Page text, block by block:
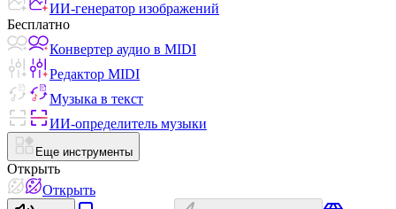
ИИ-генератор изображений
Бесплатно
Конвертер аудио в MIDI
Редактор MIDI
Музыка в текст
ИИ-определитель музыки
Еще инструменты
Открыть
Открыть